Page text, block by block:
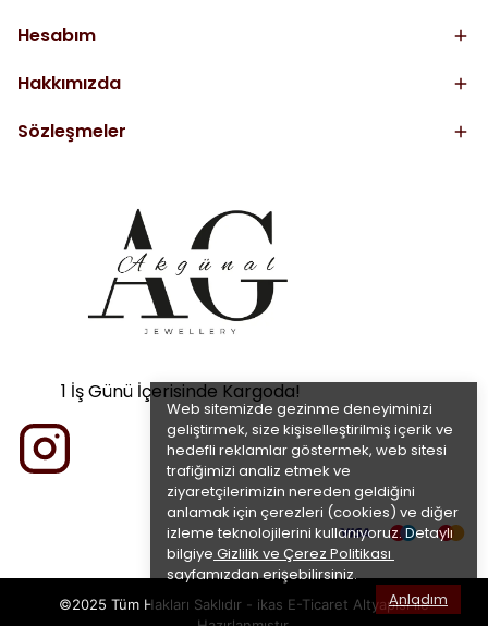
Web sitemizde gezinme deneyiminizi
geliştirmek, size kişiselleştirilmiş içerik ve
hedefli reklamlar göstermek, web sitesi
trafiğimizi analiz etmek ve
ziyaretçilerimizin nereden geldiğini
anlamak için çerezleri (cookies) ve diğer
izleme teknolojilerini kullanıyoruz. Detaylı
bilgiye Gizlilik ve Çerez Politikası
sayfamızdan erişebilirsiniz.
Anladım
Hesabım
Hakkımızda
Sözleşmeler
1 İş Günü İçerisinde Kargoda!
©2025 Tüm Hakları Saklıdır - ikas E-Ticaret Altyapısı ile